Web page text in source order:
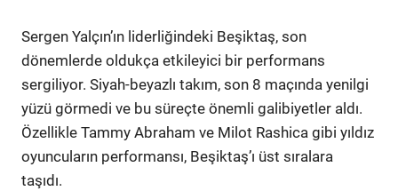
Sergen Yalçın’ın liderliğindeki Beşiktaş, son
dönemlerde oldukça etkileyici bir performans
sergiliyor. Siyah-beyazlı takım, son 8 maçında yenilgi
yüzü görmedi ve bu süreçte önemli galibiyetler aldı.
Özellikle Tammy Abraham ve Milot Rashica gibi yıldız
oyuncuların performansı, Beşiktaş’ı üst sıralara
taşıdı.